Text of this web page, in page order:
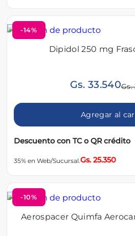
-14%
Dipidol 250 mg
Gs. 33.540Gs.
Agregar al
Descuento con TC o QR crédito
35% en Web/Sucursal.Gs. 25.350
-10%
Aerospacer Quimfa